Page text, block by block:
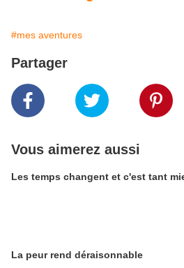
#mes aventures
Partager
Vous aimerez aussi
Les temps changent et c'est tant
La peur rend déraisonnable